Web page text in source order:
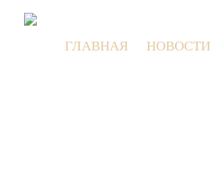
ГЛАВНАЯ НОВОСТИ